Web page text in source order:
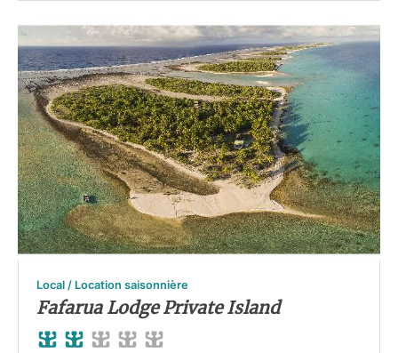
Local / Location saisonnière
Fafarua Lodge Private Island